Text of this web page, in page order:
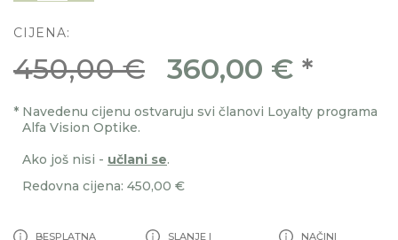
CIJENA:
450,00 € 360,00 € *
* Navedenu cijenu ostvaruju svi članovi Loyalty programa
Alfa Vision Optike.
Ako još nisi - učlani se.
Redovna cijena: 450,00 €
BESPLATNA
SLANJE I
NAČINI